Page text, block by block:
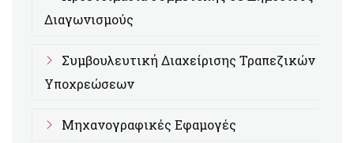
Διαγωνισμούς
Συμβουλευτική Διαχείρισης Τραπεζικών
Υποχρεώσεων
Μηχανογραφικές Εφαμογές